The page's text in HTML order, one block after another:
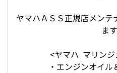
ヤマハＡＳＳ正規店メン
ます
<ヤマハ マリン
・エンジンオイ